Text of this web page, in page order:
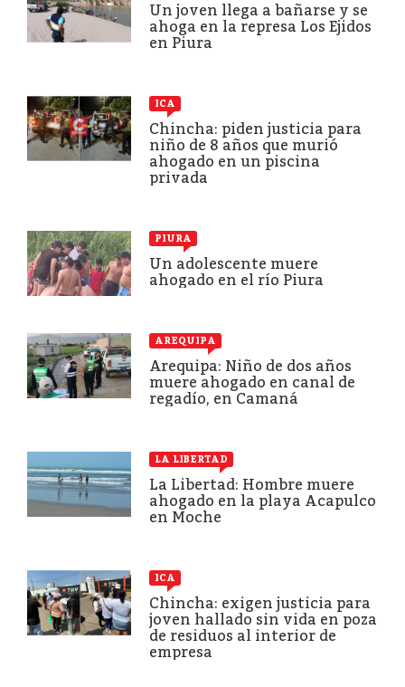
Un joven llega a bañarse y se
ahoga en la represa Los Ejidos
en Piura
ICA
Chincha: piden justicia para
niño de 8 años que murió
ahogado en un piscina
privada
PIURA
Un adolescente muere
ahogado en el río Piura
AREQUIPA
Arequipa: Niño de dos años
muere ahogado en canal de
regadío, en Camaná
LA LIBERTAD
La Libertad: Hombre muere
ahogado en la playa Acapulco
en Moche
ICA
Chincha: exigen justicia para
joven hallado sin vida en poza
de residuos al interior de
empresa